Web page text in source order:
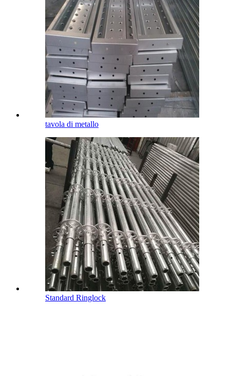
tavola di metallo
Standard Ringlock